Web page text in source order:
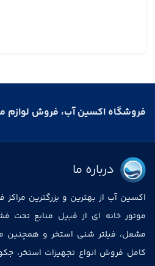
فروشگاه اکسین آب، فروش لوازم
درباره ما
اکسین آب از بهترین و بزرگترین مراکز
موتور خانه ای از قبیل منابع تحت
مشعل، فیلتر شنی استخر و همچنین
کامل فروش انواع تجهیزات استخر،